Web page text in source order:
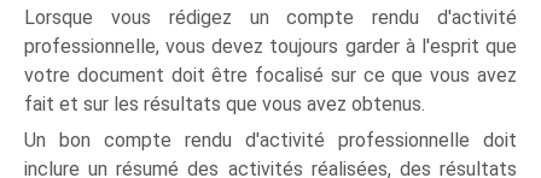
Lorsque vous rédigez un compte rendu d'activité
professionnelle, vous devez toujours garder à l'esprit que
votre document doit être focalisé sur ce que vous avez
fait et sur les résultats que vous avez obtenus.
Un bon compte rendu d'activité professionnelle doit
inclure un résumé des activités réalisées, des résultats